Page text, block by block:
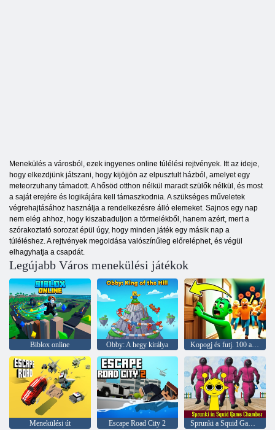
Menekülés a városból, ezek ingyenes online túlélési rejtvények. Itt az ideje,
hogy elkezdjünk játszani, hogy kijöjjön az elpusztult házból, amelyet egy
meteorzuhany támadott. A hősöd otthon nélkül maradt szülők nélkül, és most
a saját erejére és logikájára kell támaszkodnia. A szükséges műveletek
végrehajtásához használja a rendelkezésre álló elemeket. Sajnos egy nap
nem elég ahhoz, hogy kiszabaduljon a törmelékből, hanem azért, mert a
szórakoztató sorozat épül úgy, hogy minden játék egy másik nap a
túléléshez. A rejtvények megoldása valószínűleg előreléphet, és végül
elhagyhatja a csapdát.
Legújabb Város menekülési játékok
Biblox online Obby: A hegy királya Kopogj és futj. 100 ajtó menekül
Menekülési út Escape Road City 2